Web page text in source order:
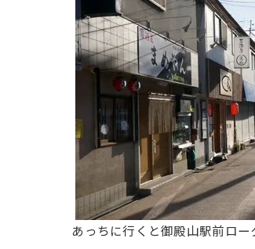
あっちに行くと御殿山駅前ロ